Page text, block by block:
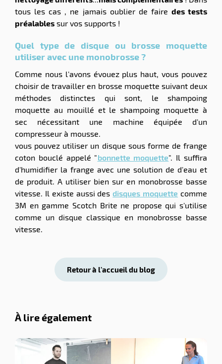
tous les cas , ne jamais oublier de faire des tests
préalables sur vos supports !
Quel type de disque ou brosse moquette
utiliser avec une monobrosse ?
Comme nous l'avons évouez plus haut, vous pouvez
choisir de travailler en brosse moquette suivant deux
méthodes distinctes qui sont, le shampoing
moquette au mouillé et le shampoing moquette à
sec nécessitant une machine équipée d'un
compresseur à mousse.
vous pouvez utiliser un disque sous forme de frange
coton bouclé appelé "bonnette moquette". Il suffira
d'humidifier la frange avec une solution de d'eau et
de produit. A utiliser bien sur en monobrosse basse
vitesse. Il existe aussi desdisques moquette comme
3M en gamme Scotch Brite ne propose qui s'utilise
comme un disque classique en monobrosse basse
vitesse.
Retour à l'accueil du blog
À lire également